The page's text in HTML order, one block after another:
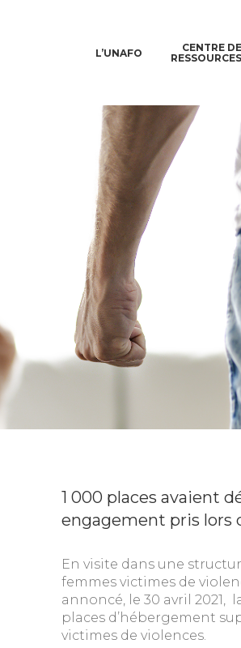
L’UNAFO
CENTRE DE
RESSOURCES
1 000 places avaient
engagement pris lors
En visite dans une
femmes victimes de
annoncé, le 30 avril 2021,
places d’hébergement
victimes de violences.